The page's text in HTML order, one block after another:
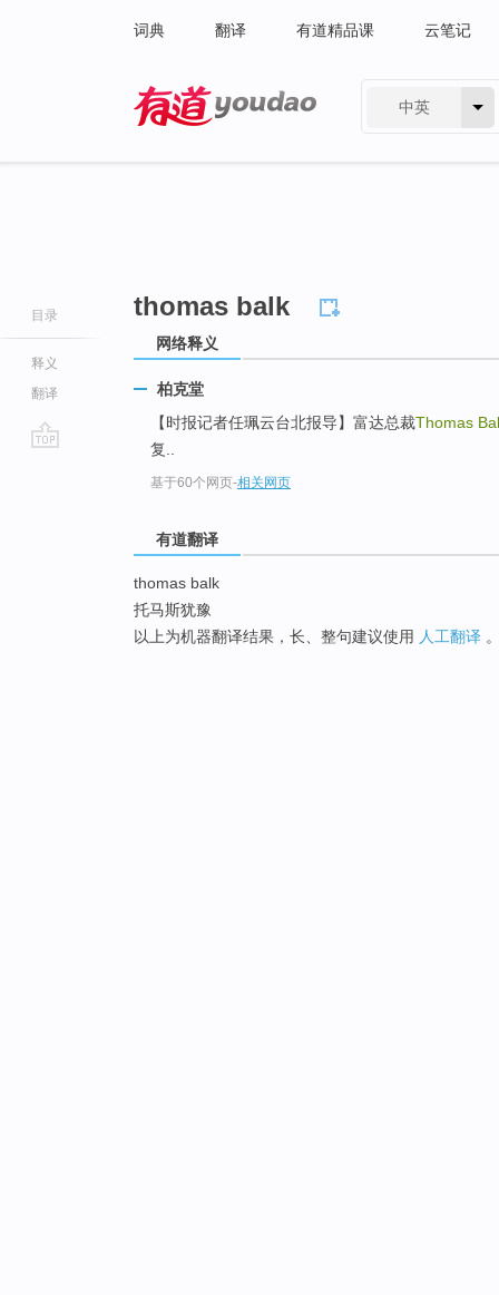
词典 翻译 有道精品课 云笔记
中英
目录
释义
翻译
thomas balk
网络释义
柏克堂
【时报记者任珮云台北报导】富达总裁Thomas
复..
基于60个网页-相关网页
有道翻译
thomas balk
托马斯犹豫
以上为机器翻译结果，长、整句建议使用 人工翻译